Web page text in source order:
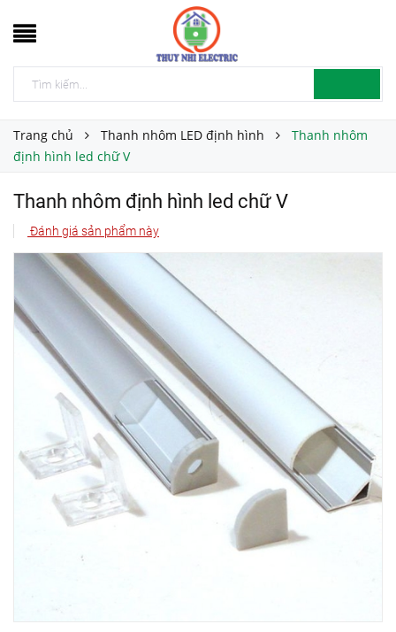
Trang chủ Thanh nhôm LED định hình
Thanh nhôm
định hình led chữ V
Thanh nhôm định hình led chữ V
Đánh giá sản phẩm này